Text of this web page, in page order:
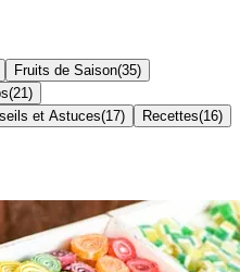
Fruits de Saison(35)
(21 )
et Astuces(17) Recettes(16)